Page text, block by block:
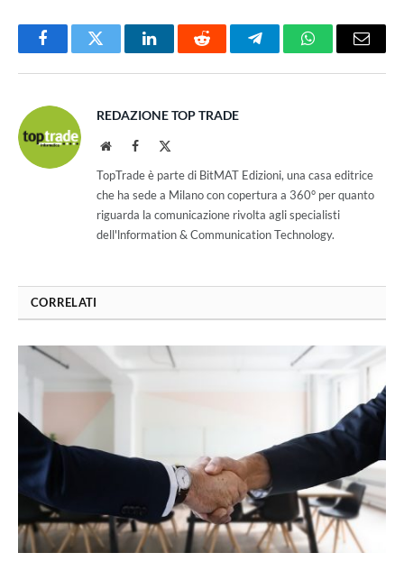
FacebookTwitter LinkedInReddit TelegramWhatsAppEmail
REDAZIONE TOP TRADE
WebsiteFacebook
TopTrade è parte di BitMAT Edizioni, una casa editrice
che ha sede a Milano con copertura a 360° per quanto
riguarda la comunicazione rivolta agli specialisti
dell'lnformation & Communication Technology.
CORRELATI